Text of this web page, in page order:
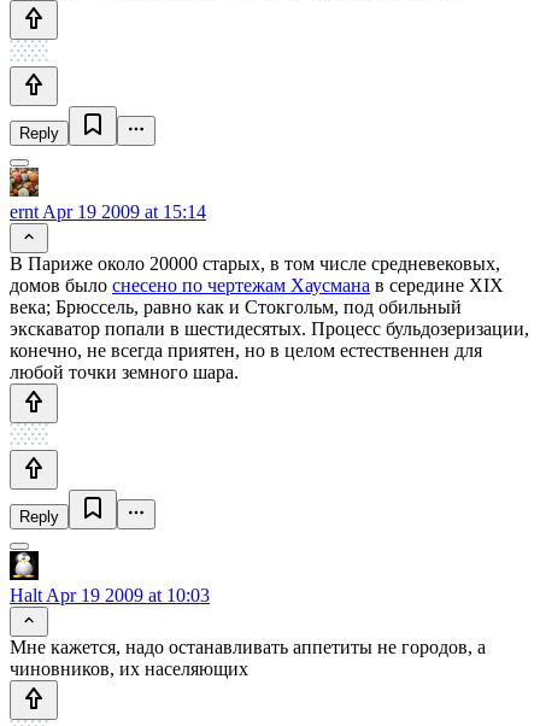
Reply
ernt Apr 19 2009 at 15:14
В Париже около 20000 старых, в том числе средневековых,
домов было снесено по чертежам Хаусмана в середине XIX
века; Брюссель, равно как и Стокгольм, под обильный
экскаватор попали в шестидесятых. Процесс бульдозеризации,
конечно, не всегда приятен, но в целом естественнен для
любой точки земного шара.
Reply
Halt Apr 19 2009 at 10:03
Мне кажется, надо останавливать аппетиты не городов, а
чиновников, их населяющих